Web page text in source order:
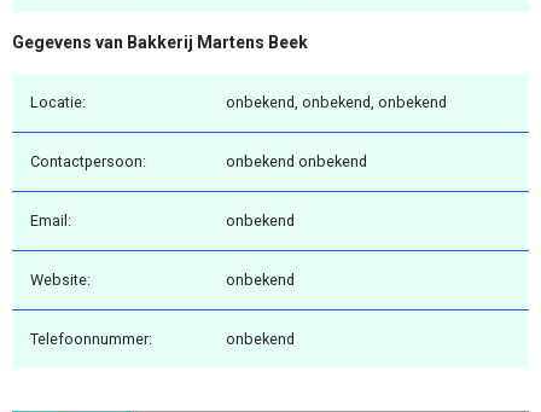
Gegevens van Bakkerij Martens Beek
Locatie: onbekend, onbekend, onbekend
Contactpersoon: onbekend onbekend
Email: onbekend
Website: onbekend
Telefoonnummer: onbekend